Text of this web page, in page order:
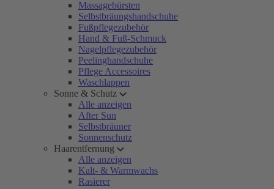
Massagebürsten
Selbstbräungshandschuhe
Fußpflegezubehör
Hand & Fuß-Schmuck
Nagelpflegezubehör
Peelinghandschuhe
Pflege Accessoires
Waschlappen
Sonne & Schutz
Alle anzeigen
After Sun
Selbstbräuner
Sonnenschutz
Haarentfernung
Alle anzeigen
Kalt- & Warmwachs
Rasierer